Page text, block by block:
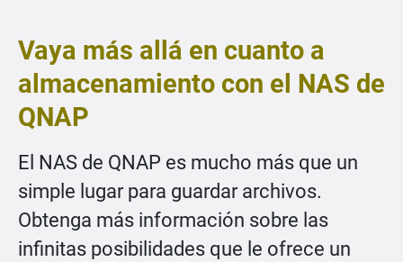
Vaya más allá en cuanto a
almacenamiento con el NAS de
QNAP
El NAS de QNAP es mucho más que un
simple lugar para guardar archivos.
Obtenga más información sobre las
infinitas posibilidades que le ofrece un